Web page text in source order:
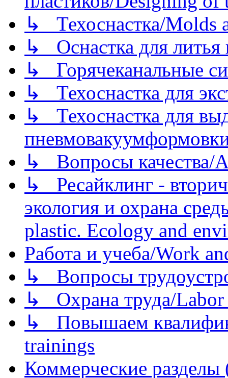
↳ Техоснастка/Molds
↳ Оснастка для литья
↳ Горячеканальные
↳ Техоснастка для
↳ Техоснастка для
↳ Вопросы качества/
↳ Ресайклинг -
экология и охрана
plastic. Ecology and
Работа и учеба/Work
↳ Вопросы
↳ Охрана труда/Labor
↳ Повышаем
trainings
Коммерческие